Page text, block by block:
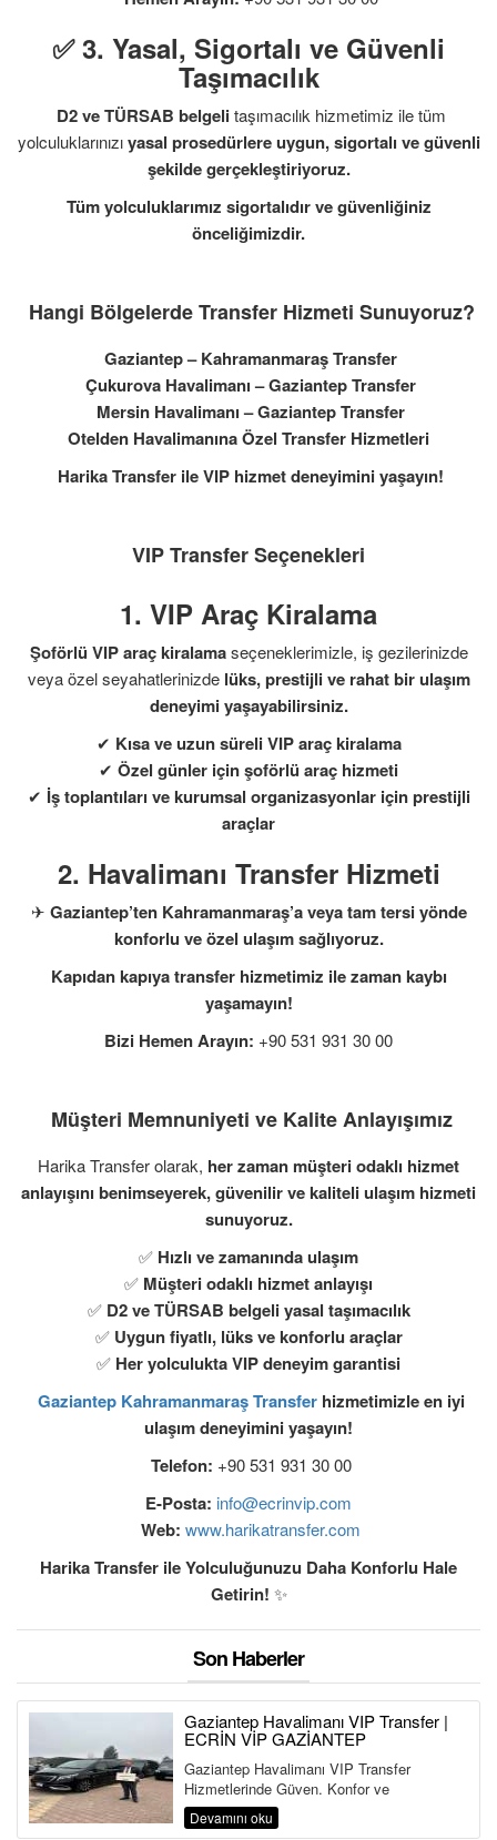
✅ 3. Yasal, Sigortalı ve Güvenli
Taşımacılık
D2 ve TÜRSAB belgelitaşımacılık hizmetimiz ile tüm
yolculuklarınızıyasal prosedürlere uygun, sigortalı ve güvenli
şekilde gerçekleştiriyoruz.
Tüm yolculuklarımız sigortalıdır ve güvenliğiniz
önceliğimizdir.
Hangi Bölgelerde Transfer Hizmeti Sunuyoruz?
Gaziantep – Kahramanmaraş Transfer
Çukurova Havalimanı – Gaziantep Transfer
Mersin Havalimanı – Gaziantep Transfer
Otelden Havalimanına Özel Transfer Hizmetleri
Harika Transfer ile VIP hizmet deneyimini yaşayın!
VIP Transfer Seçenekleri
1. VIP Araç Kiralama
Şoförlü VIP araç kiralamaseçeneklerimizle, iş gezilerinizde
veya özel seyahatlerinizde lüks, prestijli ve rahat bir ulaşım
deneyimi yaşayabilirsiniz.
✔ Kısa ve uzun süreli VIP araç kiralama
✔ Özel günler için şoförlü araç hizmeti
✔ İş toplantıları ve kurumsal organizasyonlar için prestijli
araçlar
2. Havalimanı Transfer Hizmeti
✈ Gaziantep’ten Kahramanmaraş’a veya tam tersi yönde
konforlu ve özel ulaşım sağlıyoruz.
Kapıdan kapıya transfer hizmetimiz ile zaman kaybı
yaşamayın!
Bizi Hemen Arayın: +90 531 931 30 00
Müşteri Memnuniyeti ve Kalite Anlayışımız
Harika Transfer olarak, her zaman müşteri odaklı hizmet
anlayışını benimseyerek, güvenilir ve kaliteli ulaşım hizmeti
sunuyoruz.
✅ Hızlı ve zamanında ulaşım
✅ Müşteri odaklı hizmet anlayışı
✅ D2 ve TÜRSAB belgeli yasal taşımacılık
✅ Uygun fiyatlı, lüks ve konforlu araçlar
✅ Her yolculukta VIP deneyim garantisi
Gaziantep Kahramanmaraş Transferhizmetimizle en iyi
ulaşım deneyimini yaşayın!
Telefon: +90 531 931 30 00
E-Posta: info@ecrinvip.com
Web: www.harikatransfer.com
Harika Transfer ile Yolculuğunuzu Daha Konforlu Hale
Getirin! ✨
Son Haberler
Gaziantep Havalimanı VIP Transfer |
ECRİN VİP GAZİANTEP
Gaziantep Havalimanı VIP Transfer
Hizmetlerinde Güven, Konfor ve
Profesyonellik: ECRİN VİP GAZİANTEP
Gazia...
Devamını oku